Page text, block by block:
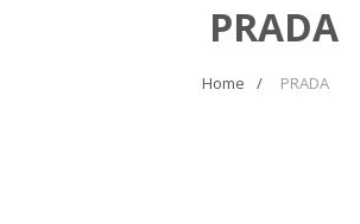
PRADA
Home PRADA